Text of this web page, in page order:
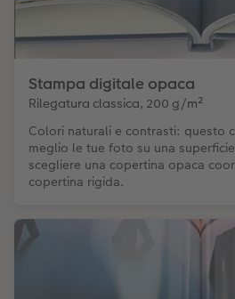
Stampa digitale opaca
Rilegatura classica, 200 g/m²
Colori naturali e contrasti: questo
meglio le tue foto su una
scegliere una copertina opaca
copertina rigida.